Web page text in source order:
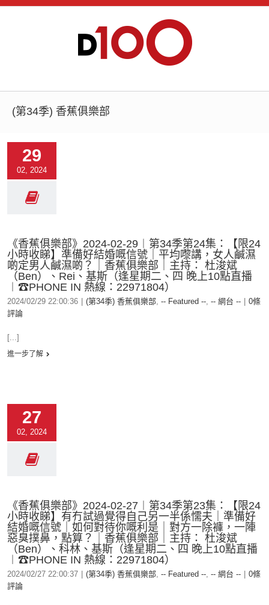
(第34季) 香蕉俱樂部
29
02, 2024
《香蕉俱樂部》2024-02-29︱第34季第24集：【限24
小時收睇】準備好結婚嘅信號｜平均嚟講，女人鹹濕
啲定男人鹹濕啲？｜香蕉俱樂部｜主持： 杜浚斌
（Ben）、Rei、基斯（逢星期二、四 晚上10點直播
︱☎PHONE IN 熱線：22971804）
2024/02/29 22:00:36 (第34季) 香蕉俱樂部, -- Featured --, -- 網台 --
0條
評論
[...]
進一步了解
27
02, 2024
《香蕉俱樂部》2024-02-27︱第34季第23集：【限24
小時收睇】有冇試過覺得自己另一半係懦夫｜準備好
結婚嘅信號｜如何對待你嘅利是｜對方一除褲，一陣
惡臭撲鼻，點算？｜香蕉俱樂部｜主持： 杜浚斌
（Ben）、科林、基斯（逢星期二、四 晚上10點直播
︱☎PHONE IN 熱線：22971804）
2024/02/27 22:00:37 (第34季) 香蕉俱樂部, -- Featured --, -- 網台 --
0條
評論